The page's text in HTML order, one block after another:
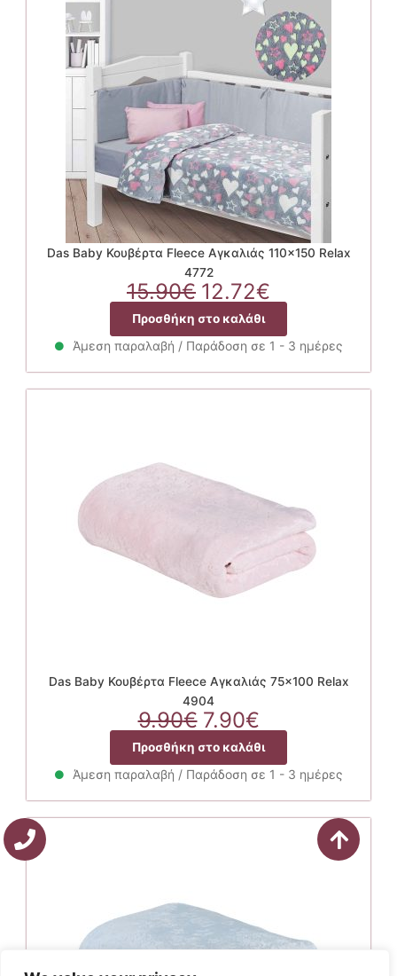
Das Baby Κουβέρτα Fleece Αγκαλιάς 110×150 Relax
4772
15.90€ Original
price
was:
15.90€.
12.72€
τρέχουσα
τιμή
είναι:
12.72€.
Προσθήκη στο καλάθι
Άμεση παραλαβή / Παράδοση σε 1 - 3 ημέρες
Das Baby Κουβέρτα Fleece Αγκαλιάς 75×100 Relax
4904
9.90€ Original
price
was:
9.90€.
7.90€Η
τρέχουσα
τιμή
είναι:
7.90€.
Προσθήκη στο καλάθι
Άμεση παραλαβή / Παράδοση σε 1 - 3 ημέρες